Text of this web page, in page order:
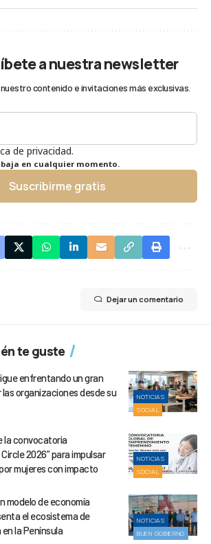
a nuestra newsletter
contenido e invitaciones más exclusivas.
de privacidad.
en cualquier momento.
Suscribirme gratis
Dejar un comentario
te guste
NOTICIAS
SOCIAL
enfrentando un gran
organizaciones desde su
NOTICIAS
SOCIAL
la convocatoria
2026” para impulsar
mujeres con impacto
NOTICIAS
BUEN GOBIERNO
modelo de economía
el ecosistema de
la Península